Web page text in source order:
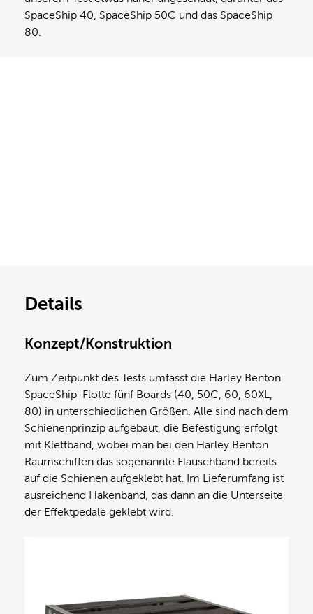
SpaceShip 40, SpaceShip 50C und das SpaceShip
80.
Details
Konzept/Konstruktion
Zum Zeitpunkt des Tests umfasst die Harley Benton
SpaceShip-Flotte fünf Boards (40, 50C, 60, 60XL,
80) in unterschiedlichen Größen. Alle sind nach dem
Schienenprinzip aufgebaut, die Befestigung erfolgt
mit Klettband, wobei man bei den Harley Benton
Raumschiffen das sogenannte Flauschband bereits
auf die Schienen aufgeklebt hat. Im Lieferumfang ist
ausreichend Hakenband, das dann an die Unterseite
der Effektpedale geklebt wird.